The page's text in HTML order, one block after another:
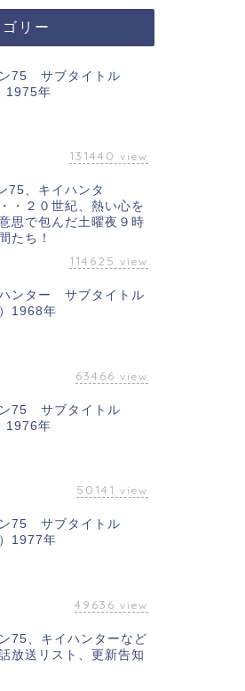
リー
75 サブタイトル
1975年
131440 view
75、キイハンタ
・２０世紀、熱い心を
思で包んだ土曜夜９時
たち！
114625 view
ンター サブタイトル
）1968年
63466 view
75 サブタイトル
1976年
50141 view
75 サブタイトル
）1977年
49636 view
75、キイハンターなど
放送リスト、更新告知